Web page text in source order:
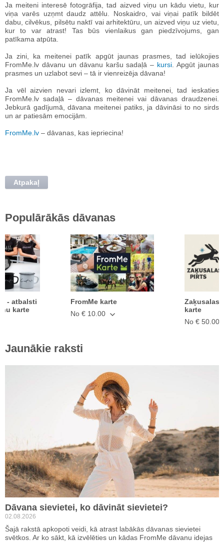
Ja meiteni interesē fotogrāfija, tad aizved viņu un kādu vietu, kur
viņa varēs uzņmt daudz attēlu. Noskaidro, vai viņai patīk bildēt
dabu, cilvēkus, pilsētu naktī vai arhitektūru, un aizved viņu uz vietu,
kur to var atrast! Tas būs vienlaikus gan piedzīvojums, gan
patīkama atpūta.
Ja zini, ka meitenei patīk apgūt jaunas prasmes, tad ielūkojies
FromMe.lv dāvanu un dāvanu karšu sadaļā – kursi . Apgūt jaunas
prasmes un uzlabot sevi – tā ir vienreizēja dāvana!
Ja vēl aizvien nevari izlemt, ko dāvināt meitenei, tad ieskaties
FromMe.lv sadaļā – dāvanas meitenei vai dāvanas draudzenei.
Jebkurā gadījumā, dāvana meitenei patiks, ja dāvināsi to no sirds
un ar patiesām emocijām.
FromMe.lv – dāvanas, kas iepriecina!
Atpakaļ
Populārākās dāvanas
- atbalsti
karte
FromMe karte
No € 10.00
Zaķusalas
karte
No € 50.00
Jaunākie raksti
Dāvana sievietei, ko dāvināt sievietei?
02.08.2026
Šajā rakstā apkopoti veidi, kā atrast labākās dāvanas sievietei
svētkos. Ar ko sākt, kā izvēlēties un kādas FromMe dāvanu idejas